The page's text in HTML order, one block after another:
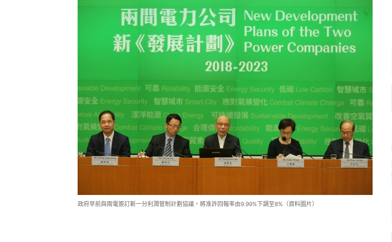
政府早前與兩電簽訂新一分利潤管制計劃協議，將准許回報率由9.99%下調至8%（資料圖片）